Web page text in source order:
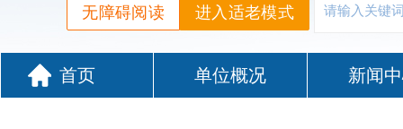
进入适老模式
无障碍阅读
首页 单位概况 新闻